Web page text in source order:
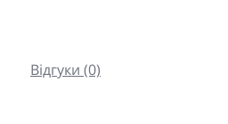
Відгуки (0)